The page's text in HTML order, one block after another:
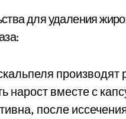
для удаления
производят
нарост вместе с
после